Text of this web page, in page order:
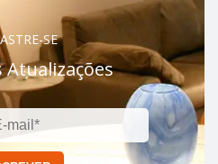
SE
Atualizações